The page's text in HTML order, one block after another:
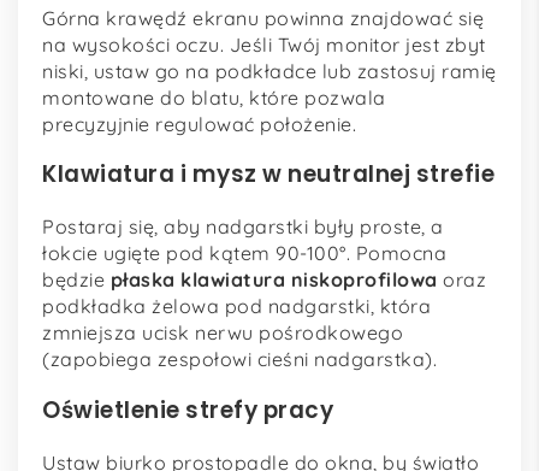
Górna krawędź ekranu powinna znajdować się
na wysokości oczu. Jeśli Twój monitor jest zbyt
niski, ustaw go na podkładce lub zastosuj ramię
montowane do blatu, które pozwala
precyzyjnie regulować położenie.
Klawiatura i mysz w neutralnej strefie
Postaraj się, aby nadgarstki były proste, a
łokcie ugięte pod kątem 90-100°. Pomocna
będzie płaska klawiatura niskoprofilowa oraz
podkładka żelowa pod nadgarstki, która
zmniejsza ucisk nerwu pośrodkowego
(zapobiega zespołowi cieśni nadgarstka).
Oświetlenie strefy pracy
Ustaw biurko prostopadle do okna, by światło